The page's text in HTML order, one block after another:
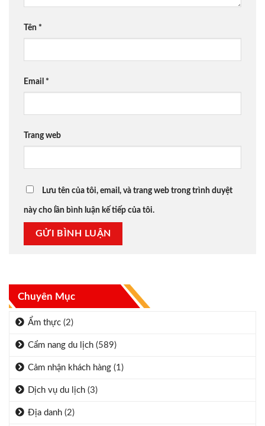
Chuyên Mục
Ẩm thực (2)
Cẩm nang du lịch (589)
Cảm nhận khách hàng (1)
Dịch vụ du lịch (3)
Địa danh (2)
Tên *
Email *
Trang web
Lưu tên của tôi, email, và trang web trong trình duyệt
này cho lần bình luận kế tiếp của tôi.